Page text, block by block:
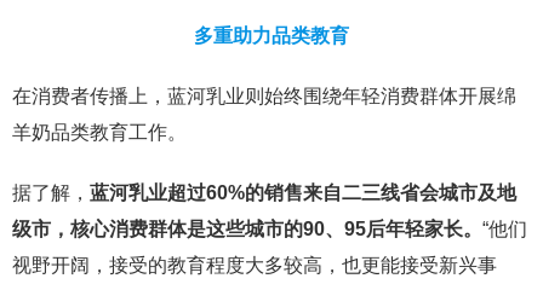
多重助力品类教育
在消费者传播上，蓝河乳业则始终围绕年轻消费群体开展绵
羊奶品类教育工作。
据了解， 蓝河乳业超过60%的销售来自二三线省会城市及地
级市，核心消费群体是这些城市的90、95后年轻家长。 “他们
视野开阔，接受的教育程度大多较高，也更能接受新兴事